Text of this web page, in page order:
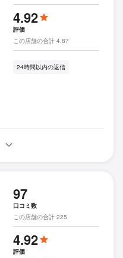
4.92
評価
この店舗の合計 4.87
24時間以内の返信
97
口コミ数
この店舗の合計 225
4.92
評価